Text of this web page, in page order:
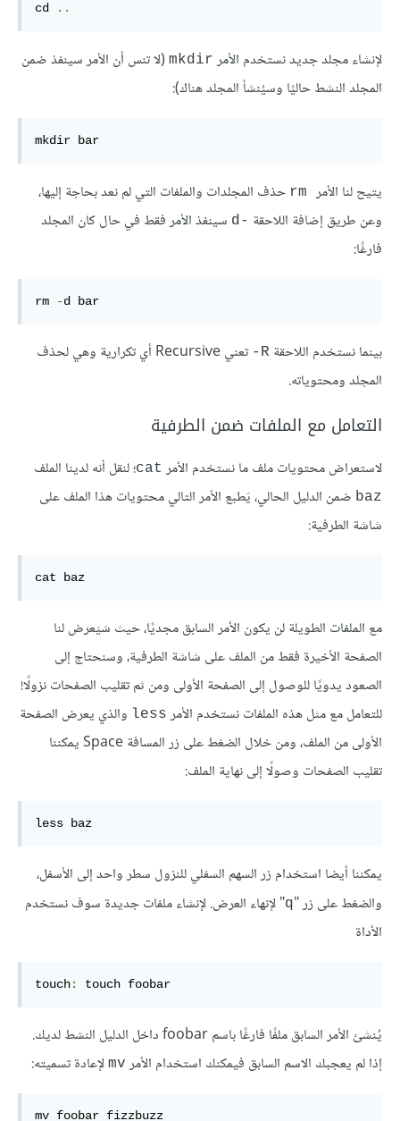
cd ..
لإنشاء مجلد جديد نستخدم الأمر mkdir (لا تنس أن الأمر سينفذ ضمن
المجلد النشط حاليًا وسيُنشأ المجلد هناك):
mkdir bar
يتيح لنا الأمر rm حذف المجلدات والملفات التي لم نعد بحاجة إليها،
وعن طريق إضافة اللاحقة -d
سينفذ الأمر فقط في حال كان المجلد
فارغًا:
rm -d bar
بينما نستخدم اللاحقة R-
تعني Recursive أي تكرارية وهي لحذف
المجلد ومحتوياته.
التعامل مع الملفات ضمن الطرفية
لاستعراض محتويات ملف ما نستخدم الأمر cat؛ لنقل أنه لدينا الملف
baz ضمن الدليل الحالي، يَطبع الأمر التالي محتويات هذا الملف على
شاشة الطرفية:
cat baz
مع الملفات الطويلة لن يكون الأمر السابق مجديًا، حيث سَيَعرض لنا
الصفحة الأخيرة فقط من الملف على شاشة الطرفية، وسنحتاج إلى
الصعود يدويًا للوصول إلى الصفحة الأولى ومن ثم تقليب الصفحات نزولًا!
للتعامل مع مثل هذه الملفات نستخدم الأمر less والذي يعرض الصفحة
الأولى من الملف، ومن خلال الضغط على زر المسافة Space يمكننا
تقليب الصفحات وصولًا إلى نهاية الملف:
less baz
يمكننا أيضا استخدام زر السهم السفلي للنزول سطر واحد إلى الأسفل،
والضغط على زر "q" لإنهاء العرض. لإنشاء ملفات جديدة سوف نستخدم
الأداة
touch: touch foobar
يُنشئ الأمر السابق ملفًا فارغًا باسم foobar داخل الدليل النشط لديك.
إذا لم يعجبك الاسم السابق فيمكنك استخدام الأمر mv لإعادة تسميته:
mv foobar fizzbuzz